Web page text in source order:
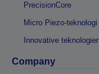
PrecisionCore
Micro Piezo-teknologi
Innovative teknologier
Company